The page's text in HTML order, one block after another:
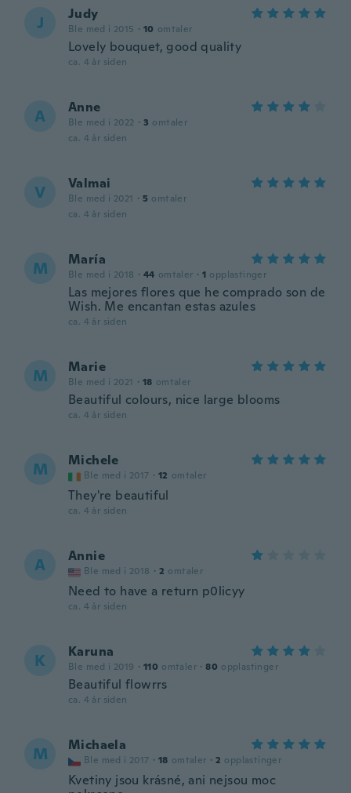
J Judy
Ble med i 2015 · 10 omtaler
Lovely bouquet, good quality
ca. 4 år siden
A Anne
Ble med i 2022 · 3 omtaler
ca. 4 år siden
V Valmai
Ble med i 2021 · 5 omtaler
ca. 4 år siden
M María
Ble med i 2018 · 44 omtaler · 1 opplastinger
Las mejores flores que he comprado son de
Wish. Me encantan estas azules
ca. 4 år siden
M Marie
Ble med i 2021 · 18 omtaler
Beautiful colours, nice large blooms
ca. 4 år siden
M Michele
Ble med i 2017 · 12 omtaler
They're beautiful
ca. 4 år siden
A Annie
Ble med i 2018 · 2 omtaler
Need to have a return p0licyy
ca. 4 år siden
K Karuna
Ble med i 2019 · 110 omtaler · 80 opplastinger
Beautiful flowrrs
ca. 4 år siden
M Michaela
Ble med i 2017 · 18 omtaler · 2 opplastinger
Kvetiny jsou krásné, ani nejsou moc